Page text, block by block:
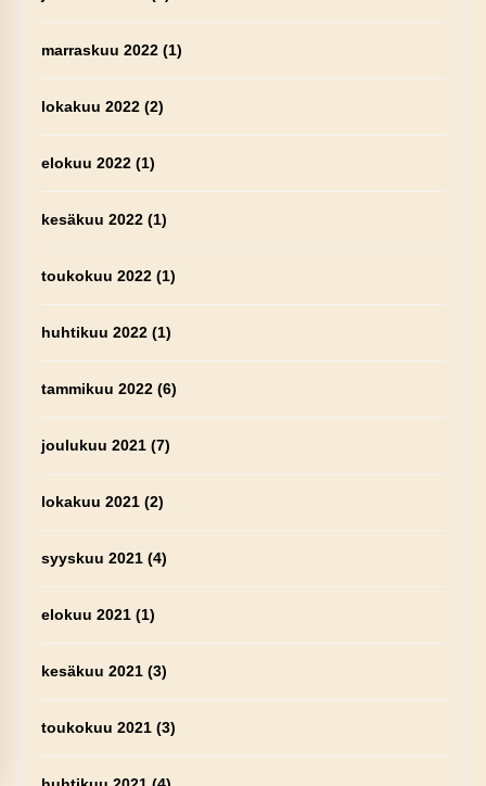
marraskuu 2022(1)
lokakuu 2022(2)
elokuu 2022(1)
kesäkuu 2022(1)
toukokuu 2022(1)
huhtikuu 2022(1)
tammikuu 2022(6)
joulukuu 2021(7)
lokakuu 2021(2)
syyskuu 2021(4)
elokuu 2021(1)
kesäkuu 2021(3)
toukokuu 2021(3)